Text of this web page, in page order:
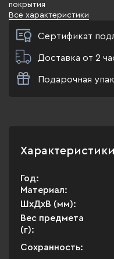
покрытия
Все характеристики
Сертификат
Доставка от 2
Подарочная
Характеристики
Год:
Материал:
ШхДхВ (мм):
Вес предмета
(г):
Сохранность: